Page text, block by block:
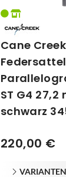
Cane Creek
ST G4 27,2
schwarz
220,00 €